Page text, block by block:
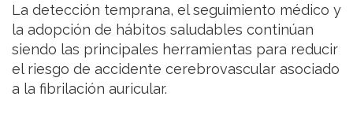
La detección temprana, el seguimiento médico y
la adopción de hábitos saludables continúan
siendo las principales herramientas para reducir
el riesgo de accidente cerebrovascular asociado
a la fibrilación auricular.